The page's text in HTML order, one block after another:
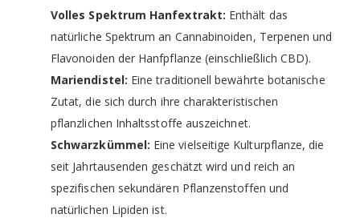
Volles Spektrum Hanfextrakt: Enthält das
natürliche Spektrum an Cannabinoiden, Terpenen und
Flavonoiden der Hanfpflanze (einschließlich CBD).
Mariendistel: Eine traditionell bewährte botanische
Zutat, die sich durch ihre charakteristischen
pflanzlichen Inhaltsstoffe auszeichnet.
Schwarzkümmel: Eine vielseitige Kulturpflanze, die
seit Jahrtausenden geschätzt wird und reich an
spezifischen sekundären Pflanzenstoffen und
natürlichen Lipiden ist.